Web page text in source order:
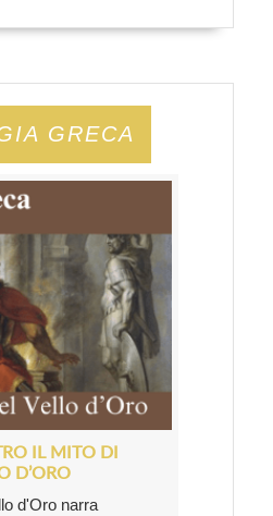
GRECA
IL MITO DI
D’ORO
d'Oro narra